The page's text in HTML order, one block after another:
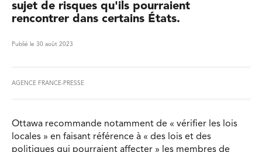
sujet de risques qu'ils pourraient
rencontrer dans certains États.
Publié le 30 août 2023
AGENCE FRANCE-PRESSE
Ottawa recommande notamment de « vérifier les lois
locales » en faisant référence à « des lois et des
politiques qui pourraient affecter » les membres de